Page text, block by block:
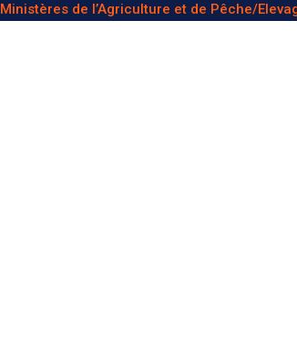
Ministères de l’Agriculture et de Pêche/